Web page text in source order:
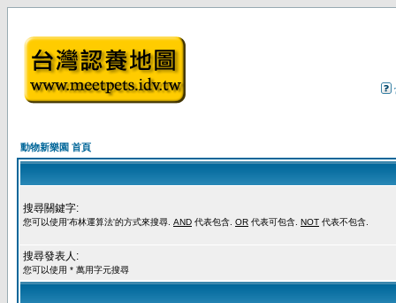
動物新樂園 首頁
搜尋關鍵字:
您可以使用'布林運算法'的方式來搜尋. AND 代表包含. OR 代表可包含. NOT 代表不包含.
搜尋發表人:
您可以使用 * 萬用字元搜尋